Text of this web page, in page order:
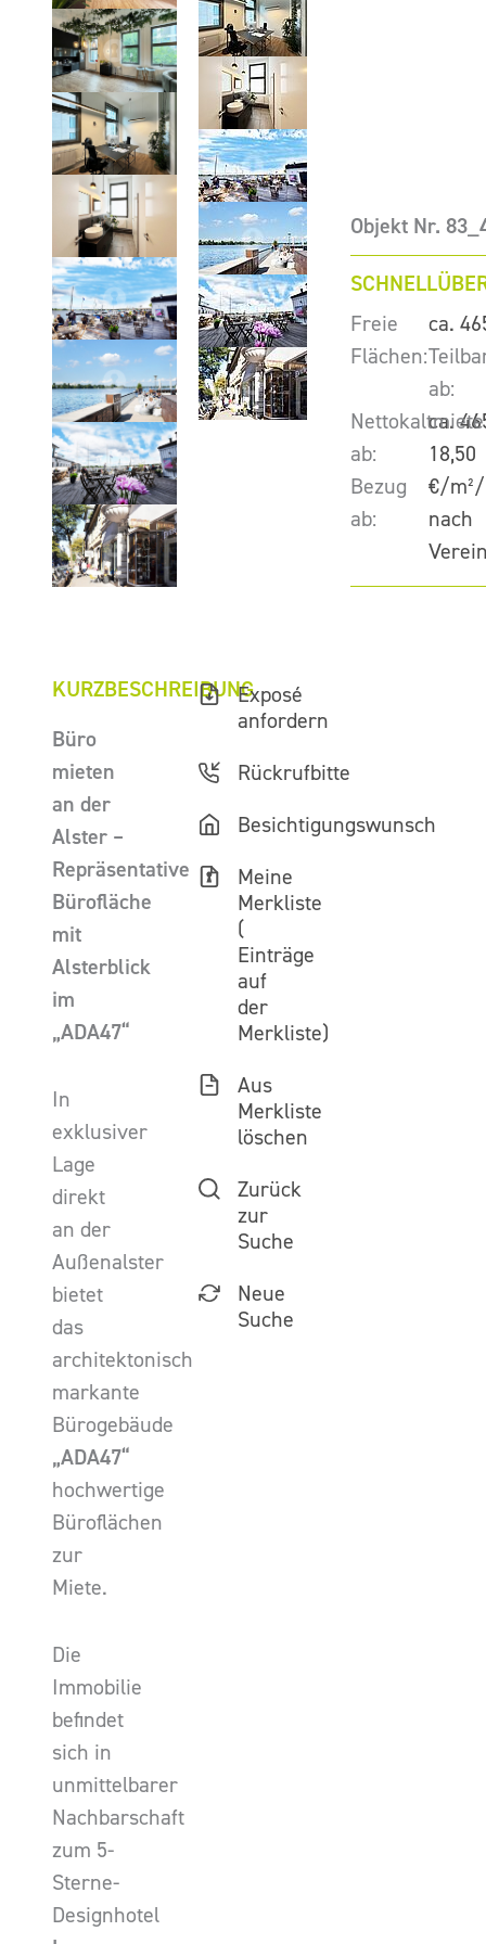
Objekt Nr.
Freie
Flächen:
ca.
ab:
ca.
Nettokaltmiete
ab:
18,50
€/
Bezug
ab:
nach
KURZBESCHREIBUNG
Büro
mieten
an der
Alster –
Repräsentative
Bürofläche
mit
Alsterblick
im
„ADA47“
In
exklusiver
Lage
direkt
an der
Außenalster
bietet
das
architektonisch
markante
Bürogebäude
„ADA47“
hochwertige
Büroflächen
zur
Miete.
Die
Immobilie
befindet
sich in
unmittelbarer
Nachbarschaft
zum 5-
Sterne-
Designhotel
Exposé
anfordern
Rückrufbitte
Besichtigungswunsch
Meine
Merkliste
(
Einträge
auf
der
Merkliste)
Aus
Merkliste
löschen
Zurück
zur
Suche
Neue
Suche